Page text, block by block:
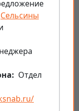
Сельсины
Отдел